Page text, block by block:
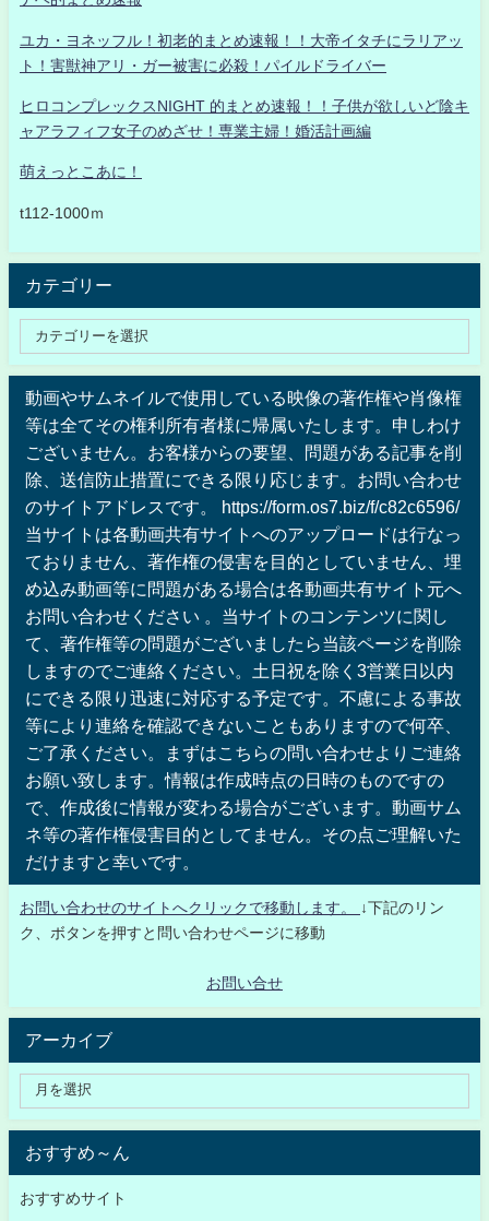
ユカ・ヨネッフル！初老的まとめ速報！！大帝イタチにラリアッ
ト！害獣神アリ・ガー被害に必殺！パイルドライバー
ヒロコンプレックスNIGHT 的まとめ速報！！子供が欲しいど陰キ
ャアラフィフ女子のめざせ！専業主婦！婚活計画編
萌えっとこあに！
t112-1000ｍ
カテゴリー
動画やサムネイルで使用している映像の著作権や肖像権
等は全てその権利所有者様に帰属いたします。申しわけ
ございません。お客様からの要望、問題がある記事を削
除、送信防止措置にできる限り応じます。お問い合わせ
のサイトアドレスです。 https://form.os7.biz/f/c82c6596/
当サイトは各動画共有サイトへのアップロードは行なっ
ておりません、著作権の侵害を目的としていません、埋
め込み動画等に問題がある場合は各動画共有サイト元へ
お問い合わせください 。当サイトのコンテンツに関し
て、著作権等の問題がございましたら当該ページを削除
しますのでご連絡ください。土日祝を除く3営業日以内
にできる限り迅速に対応する予定です。不慮による事故
等により連絡を確認できないこともありますので何卒、
ご了承ください。まずはこちらの問い合わせよりご連絡
お願い致します。情報は作成時点の日時のものですの
で、作成後に情報が変わる場合がございます。動画サム
ネ等の著作権侵害目的としてません。その点ご理解いた
だけますと幸いです。
お問い合わせのサイトへクリックで移動します。
↓下記のリン
ク、ボタンを押すと問い合わせページに移動
お問い合せ
アーカイブ
おすすめ～ん
おすすめサイト